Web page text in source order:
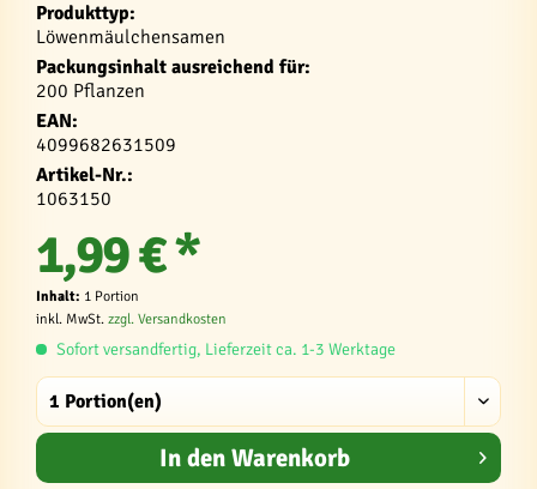
Produkttyp:
Löwenmäulchensamen
Packungsinhalt ausreichend für:
200 Pflanzen
EAN:
4099682631509
Artikel-Nr.:
1063150
1,99 € *
Inhalt: 1 Portion
inkl. MwSt. zzgl. Versandkosten
Sofort versandfertig, Lieferzeit ca. 1-3 Werktage
In den Warenkorb